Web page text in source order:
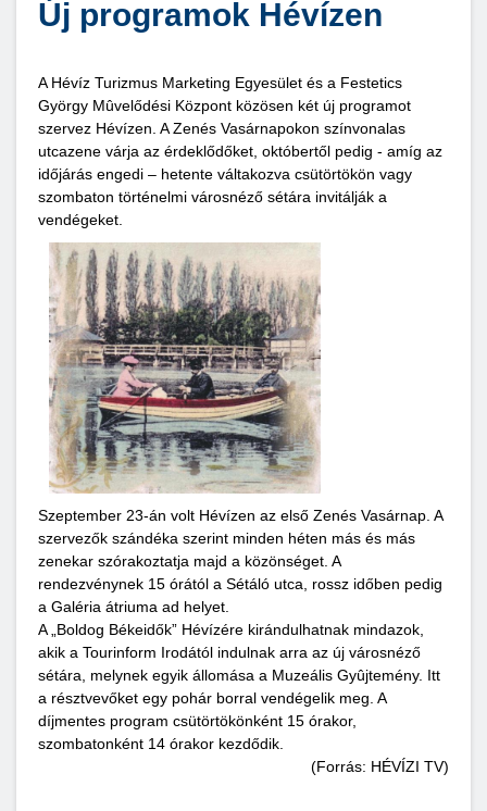
Új programok Hévízen
A Hévíz Turizmus Marketing Egyesület és a Festetics
György Mûvelődési Központ közösen két új programot
szervez Hévízen. A Zenés Vasárnapokon színvonalas
utcazene várja az érdeklődőket, októbertől pedig - amíg az
időjárás engedi – hetente váltakozva csütörtökön vagy
szombaton történelmi városnéző sétára invitálják a
vendégeket.
Szeptember 23-án volt Hévízen az első Zenés Vasárnap. A
szervezők szándéka szerint minden héten más és más
zenekar szórakoztatja majd a közönséget. A
rendezvénynek 15 órától a Sétáló utca, rossz időben pedig
a Galéria átriuma ad helyet.
A „Boldog Békeidők” Hévízére kirándulhatnak mindazok,
akik a Tourinform Irodától indulnak arra az új városnéző
sétára, melynek egyik állomása a Muzeális Gyûjtemény. Itt
a résztvevőket egy pohár borral vendégelik meg. A
díjmentes program csütörtökönként 15 órakor,
szombatonként 14 órakor kezdődik.
(Forrás: HÉVÍZI TV)